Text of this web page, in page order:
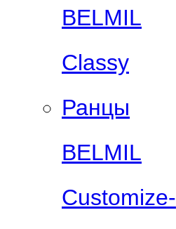
BELMIL
Classy
Ранцы
BELMIL
Customize-